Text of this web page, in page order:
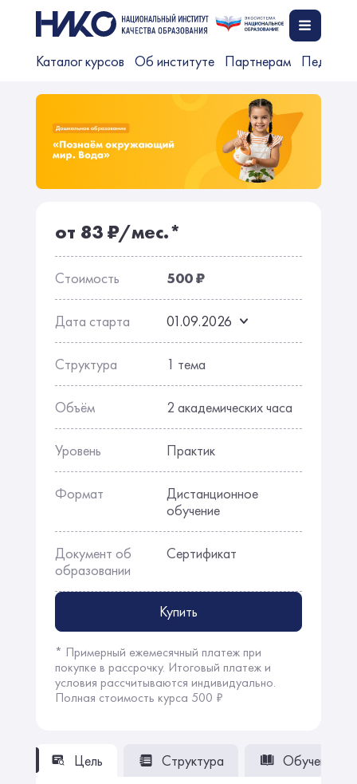
Каталог курсов Об институте Партнерам
Цель Структура Обучение
от 83 ₽/мес.*
Стоимость 500 ₽
Дата старта 01.09.2026
Структура 1 тема
Объём 2 академических часа
Уровень Практик
Формат
Дистанционное
обучение
Документ об
образовании
Сертификат
Купить
* Примерный ежемесячный платеж при
покупке в рассрочку. Итоговый платеж и
условия рассчитываются индивидуально.
Полная стоимость курса 500 ₽